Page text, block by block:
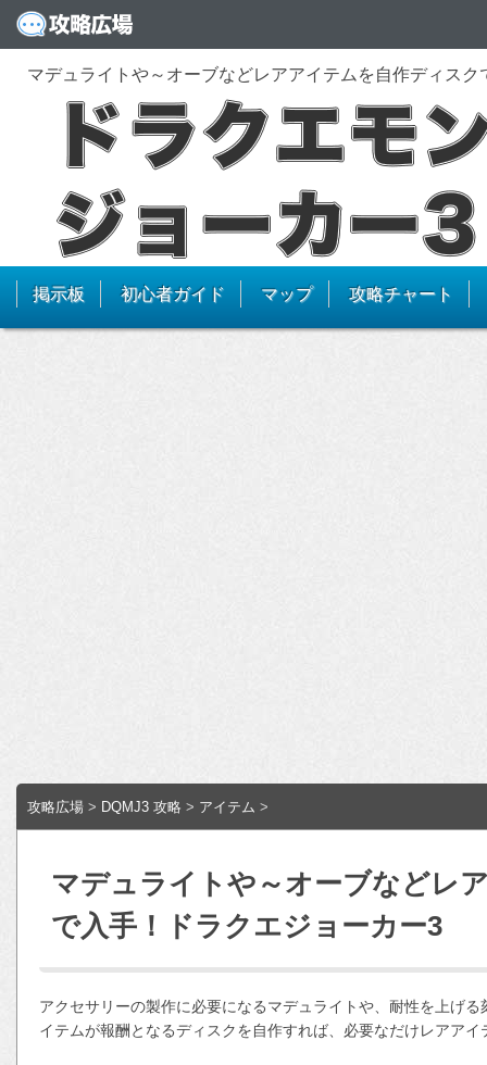
マデュライトや～オーブなどレアアイテムを自作ディス
掲示板 初心者ガイド マップ 攻略チャート
攻略広場 > DQMJ3 攻略 > アイテム >
マデュライトや～オーブなどレ
で入手！ドラクエジョーカー3
アクセサリーの製作に必要になるマデュライトや、耐性を上げ
イテムが報酬となるディスクを自作すれば、必要なだけレアア